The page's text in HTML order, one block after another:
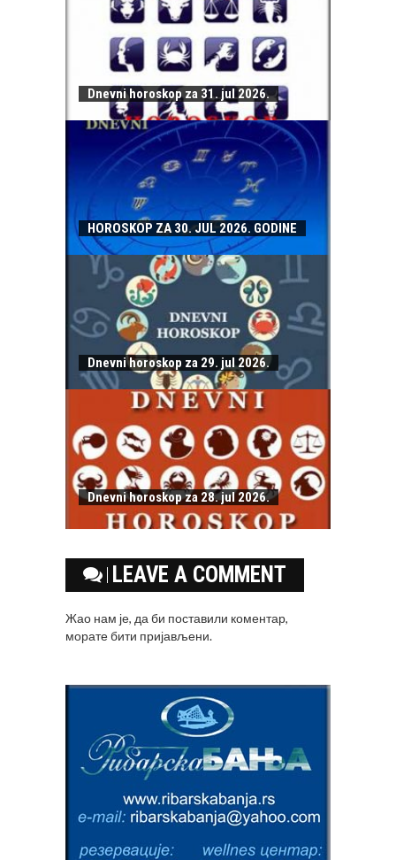
Dnevni horoskop za 31. jul 2026.
HOROSKOP ZA 30. JUL 2026. GODINE
Dnevni horoskop za 29. jul 2026.
Dnevni horoskop za 28. jul 2026.
LEAVE A COMMENT
Жао нам је, да би поставили коментар,
моратебити пријављени.